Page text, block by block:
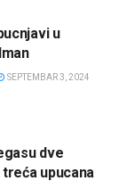
u
SEPTEMBAR 3, 2024
dve
upucana